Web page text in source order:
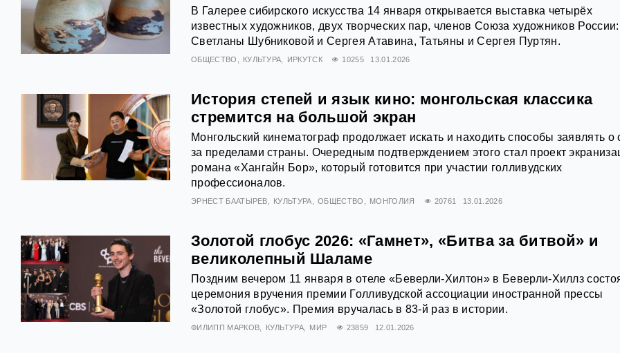
В Галерее сибирского искусства 14 января открывается выставка четырёх
известных художников, двух творческих пар, членов Союза художников России:
Светланы Шубниковой и Сергея Атавина, Татьяны и Сергея Пуртян.
ОБЩЕСТВО КУЛЬТУРА ИРКУТСК 10255 13.01.2026
История степей и язык кино: монгольская классика
стремится на большой экран
Монгольский кинематограф продолжает искать и находить способы заявлять о
за пределами страны. Очередным подтверждением этого стал проект
романа «Хангайн Бор», который готовится при участии голливудских
профессионалов.
ЭРНЕСТ БААТЫРЕВ КУЛЬТУРА ОБЩЕСТВО МОНГОЛИЯ 20761 13.01.2026
Золотой глобус 2026: «Гамнет», «Битва за битвой» и
великолепный Шаламе
Поздним вечером 11 января в отеле «Беверли-Хилтон» в Беверли‑Хиллз
церемония вручения премии Голливудской ассоциации иностранной прессы
«Золотой глобус». Премия вручалась в 83‑й раз в истории.
ФИЛИПП МАРКОВ КУЛЬТУРА МИР 23859 12.01.2026